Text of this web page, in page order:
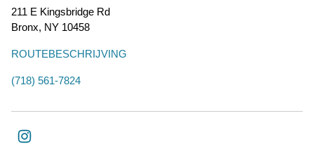
211 E Kingsbridge Rd
Bronx, NY 10458
ROUTEBESCHRIJVING
(718) 561-7824